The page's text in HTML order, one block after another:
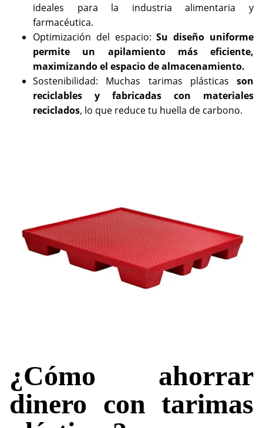
ideales para la industria alimentaria y
farmacéutica.
Optimización del espacio:Su diseño uniforme
permite un apilamiento más eficiente,
maximizando el espacio de almacenamiento.
Sostenibilidad: Muchas tarimas plásticas son
reciclables y fabricadas con materiales
reciclados, lo que reduce tu huella de carbono.
¿Cómo ahorrar
dinero con tarimas